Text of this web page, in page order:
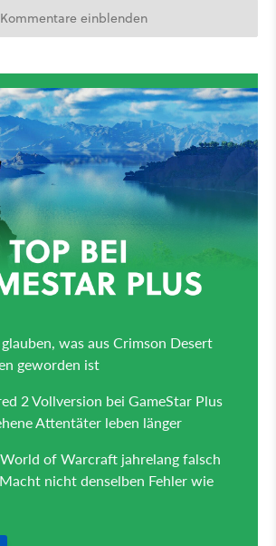
Kommentare einblenden